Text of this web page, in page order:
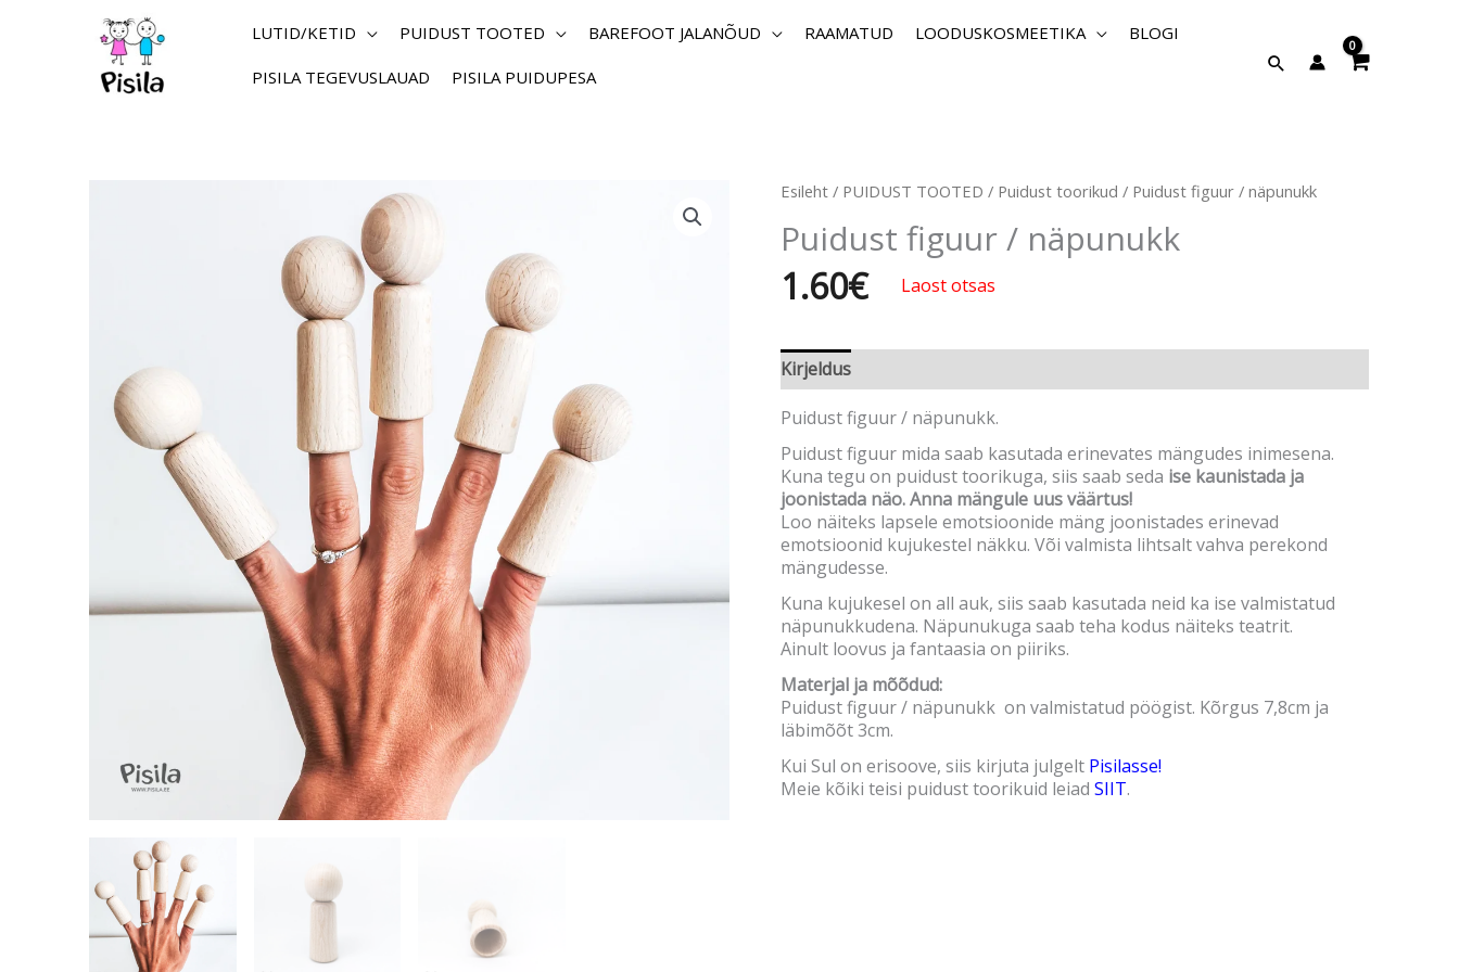
LUTID/KETID PUIDUST TOOTED BAREFOOT JALANÕUD RAAMATUD LOODUSKOSMEETIKA BLOGI
PISILA TEGEVUSLAUAD PISILA PUIDUPESA Search
Esileht / PUIDUST TOOTED / Puidust toorikud / Puidust figuur / näpunukk
Puidust figuur / näpunukk
1.60€ Laost otsas
Kirjeldus
Puidust figuur / näpunukk.
Puidust figuur mida saab kasutada erinevates mängudes inimesena.
Kuna tegu on puidust toorikuga, siis saab seda ise kaunistada ja
joonistada näo. Anna mängule uus väärtus!
Loo näiteks lapsele emotsioonide mäng joonistades erinevad
emotsioonid kujukestel näkku. Või valmista lihtsalt vahva perekond
mängudesse.
Kuna kujukesel on all auk, siis saab kasutada neid ka ise valmistatud
näpunukkudena. Näpunukuga saab teha kodus näiteks teatrit.
Ainult loovus ja fantaasia on piiriks.
Materjal ja mõõdud:
Puidust figuur / näpunukk on valmistatud pöögist. Kõrgus 7,8cm ja
läbimõõt 3cm.
Kui Sul on erisoove, siis kirjuta julgelt Pisilasse!
Meie kõiki teisi puidust toorikuid leiadSIIT.